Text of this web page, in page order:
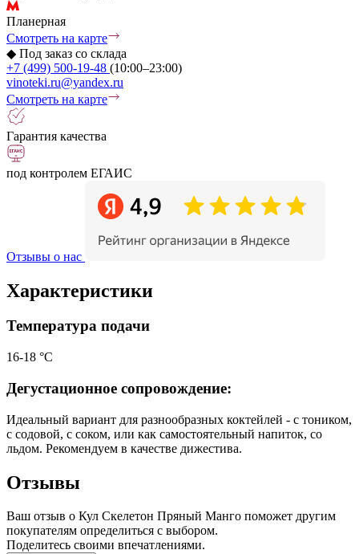
Планерная
Смотреть на карте
◆ Под заказ со склада
+7 (499) 500-19-48 (10:00–23:00)
vinoteki.ru@yandex.ru
Смотреть на карте
Гарантия качества
под контролем ЕГАИС
Отзывы о нас
Характеристики
Температура подачи
16-18 °С
Дегустационное сопровождение:
Идеальный вариант для разнообразных коктейлей - с тоником,
с содовой, с соком, или как самостоятельный напиток, со
льдом. Рекомендуем в качестве дижестива.
Отзывы
Ваш отзыв о Кул Скелетон Пряный Манго поможет другим
покупателям определиться с выбором.
Поделитесь своими впечатлениями.